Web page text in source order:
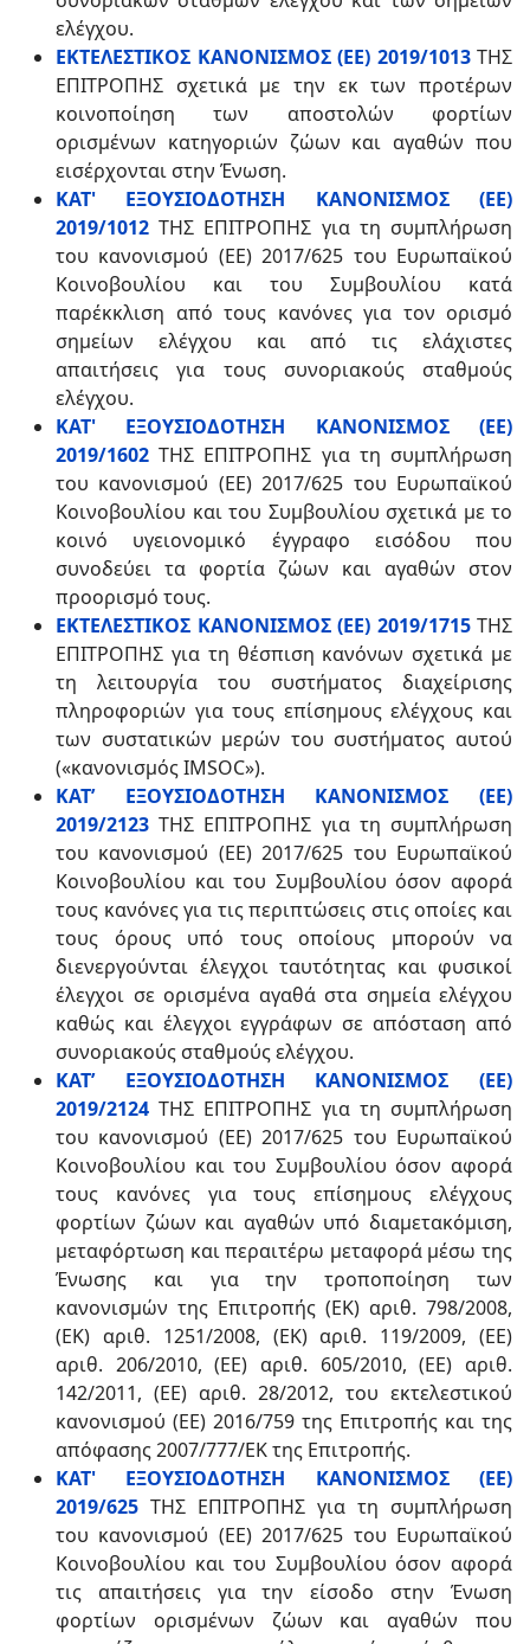
ελέγχου.
ΕΚΤΕΛΕΣΤΙΚΟΣ ΚΑΝΟΝΙΣΜΟΣ (ΕΕ) 2019/1013ΤΗΣ
ΕΠΙΤΡΟΠΗΣ σχετικά με την εκ των προτέρων
κοινοποίηση των αποστολών φορτίων
ορισμένων κατηγοριών ζώων και αγαθών που
εισέρχονται στην Ένωση.
ΚΑΤ' ΕΞΟΥΣΙΟΔΟΤΗΣΗ ΚΑΝΟΝΙΣΜΟΣ (ΕΕ)
2019/1012 ΤΗΣ ΕΠΙΤΡΟΠΗΣ για τη συμπλήρωση
του κανονισμού (ΕΕ) 2017/625 του Ευρωπαϊκού
Κοινοβουλίου και του Συμβουλίου κατά
παρέκκλιση από τους κανόνες για τον ορισμό
σημείων ελέγχου και από τις ελάχιστες
απαιτήσεις για τους συνοριακούς σταθμούς
ελέγχου.
ΚΑΤ' ΕΞΟΥΣΙΟΔΟΤΗΣΗ ΚΑΝΟΝΙΣΜΟΣ (ΕΕ)
2019/1602 ΤΗΣ ΕΠΙΤΡΟΠΗΣ για τη συμπλήρωση
του κανονισμού (ΕΕ) 2017/625 του Ευρωπαϊκού
Κοινοβουλίου και του Συμβουλίου σχετικά με το
κοινό υγειονομικό έγγραφο εισόδου που
συνοδεύει τα φορτία ζώων και αγαθών στον
προορισμό τους.
ΕΚΤΕΛΕΣΤΙΚΟΣ ΚΑΝΟΝΙΣΜΟΣ (ΕΕ) 2019/1715ΤΗΣ
ΕΠΙΤΡΟΠΗΣ για τη θέσπιση κανόνων σχετικά με
τη λειτουργία του συστήματος διαχείρισης
πληροφοριών για τους επίσημους ελέγχους και
των συστατικών μερών του συστήματος αυτού
(«κανονισμός IMSOC»).
ΚΑΤ’ ΕΞΟΥΣΙΟΔΟΤΗΣΗ ΚΑΝΟΝΙΣΜΟΣ (ΕΕ)
2019/2123 ΤΗΣ ΕΠΙΤΡΟΠΗΣ για τη συμπλήρωση
του κανονισμού (ΕΕ) 2017/625 του Ευρωπαϊκού
Κοινοβουλίου και του Συμβουλίου όσον αφορά
τους κανόνες για τις περιπτώσεις στις οποίες και
τους όρους υπό τους οποίους μπορούν να
διενεργούνται έλεγχοι ταυτότητας και φυσικοί
έλεγχοι σε ορισμένα αγαθά στα σημεία ελέγχου
καθώς και έλεγχοι εγγράφων σε απόσταση από
συνοριακούς σταθμούς ελέγχου.
ΚΑΤ’ ΕΞΟΥΣΙΟΔΟΤΗΣΗ ΚΑΝΟΝΙΣΜΟΣ (ΕΕ)
2019/2124 ΤΗΣ ΕΠΙΤΡΟΠΗΣ για τη συμπλήρωση
του κανονισμού (ΕΕ) 2017/625 του Ευρωπαϊκού
Κοινοβουλίου και του Συμβουλίου όσον αφορά
τους κανόνες για τους επίσημους ελέγχους
φορτίων ζώων και αγαθών υπό διαμετακόμιση,
μεταφόρτωση και περαιτέρω μεταφορά μέσω της
Ένωσης και για την τροποποίηση των
κανονισμών της Επιτροπής (ΕΚ) αριθ. 798/2008,
(ΕΚ) αριθ. 1251/2008, (ΕΚ) αριθ. 119/2009, (ΕΕ)
αριθ. 206/2010, (ΕΕ) αριθ. 605/2010, (ΕΕ) αριθ.
142/2011, (ΕΕ) αριθ. 28/2012, του εκτελεστικού
κανονισμού (ΕΕ) 2016/759 της Επιτροπής και της
απόφασης 2007/777/ΕΚ της Επιτροπής.
ΚΑΤ' ΕΞΟΥΣΙΟΔΟΤΗΣΗ ΚΑΝΟΝΙΣΜΟΣ (ΕΕ)
2019/625 ΤΗΣ ΕΠΙΤΡΟΠΗΣ για τη συμπλήρωση
του κανονισμού (ΕΕ) 2017/625 του Ευρωπαϊκού
Κοινοβουλίου και του Συμβουλίου όσον αφορά
τις απαιτήσεις για την είσοδο στην Ένωση
φορτίων ορισμένων ζώων και αγαθών που